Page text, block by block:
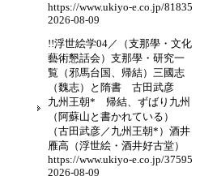
https://www.ukiyo-e.co.jp/81835
2026-08-09
!!浮世絵学04／（支那學・文化
藝術懇話会）支那學・研究一
覧（邪馬台国、帰結）三國志
（魏志）と隋書 古田武彦
九州王朝* 帰結、ずばり九州
（阿蘇山と書かれている）
（古田武彦／九州王朝*）酒井
雁高（浮世絵・酒井好古堂）
https://www.ukiyo-e.co.jp/37595
2026-08-09